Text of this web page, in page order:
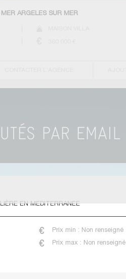
ARGELES SUR MER
EN MEDITERRANEE
Prix min : Non renseigné
Prix max : Non renseigné